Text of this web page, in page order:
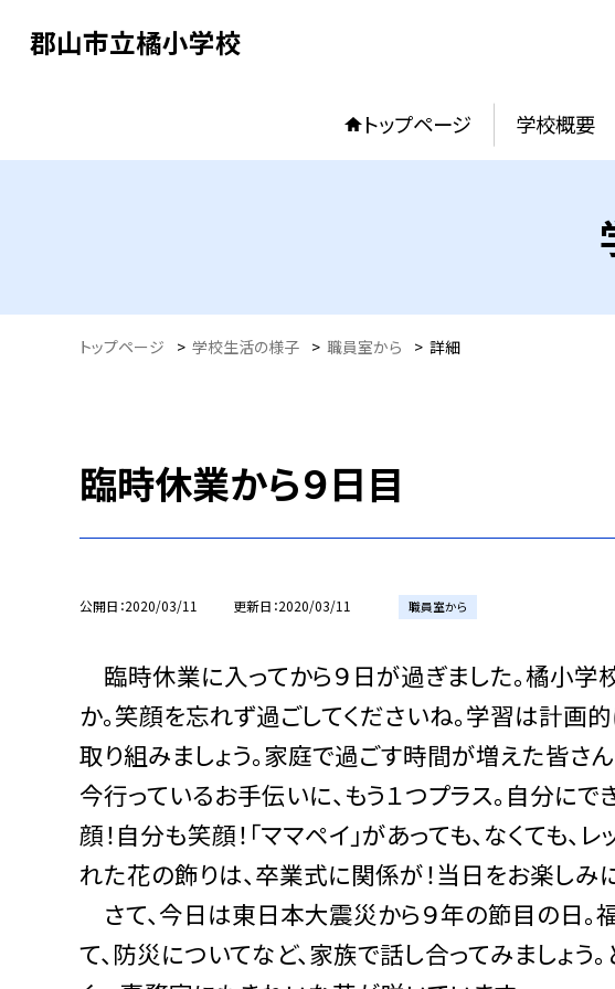
郡山市立橘小学校
トップページ 学校概要
トップページ > 学校生活の様子 > 職員室から > 詳細
臨時休業から９日目
公開日 2020/03/11 更新日 2020/03/11 職員室から
臨時休業に入ってから９日が過ぎました。橘小学
か。笑顔を忘れず過ごしてくださいね。学習は計画
取り組みましょう。家庭で過ごす時間が増えた皆さ
今行っているお手伝いに、もう１つプラス。自分にで
顔！自分も笑顔！「ママペイ」があっても、なくても
れた花の飾りは、卒業式に関係が！当日をお楽しみに
さて、今日は東日本大震災から９年の節目の日。
て、防災についてなど、家族で話し合ってみましょう